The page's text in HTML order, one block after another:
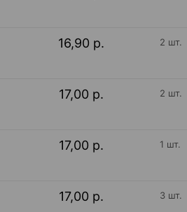
16,90 р. 2 шт.
17,00 р. 2 шт.
17,00 р. 1 шт.
17,00 р. 3 шт.